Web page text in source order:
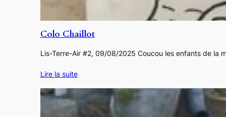
Colo Chaillot
Lis-Terre-Air #2, 09/08/2025 Coucou les enfants de la
Lire la suite